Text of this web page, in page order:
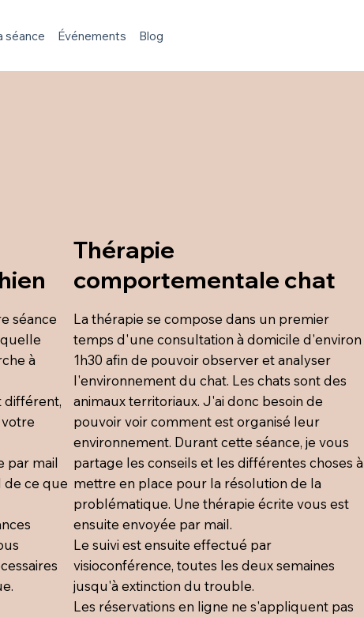
séance Événements Blog
séance
à
différent,
par mail
de ce que
Thérapie
comportementale chat
La thérapie se compose dans un premier
temps d'une consultation à domicile d'environ
1h30 afin de pouvoir observer et analyser
l'environnement du chat. Les chats sont des
animaux territoriaux. J'ai donc besoin de
pouvoir voir comment est organisé leur
environnement. Durant cette séance, je vous
partage les conseils et les différentes choses à
mettre en place pour la résolution de la
problématique. Une thérapie écrite vous est
ensuite envoyée par mail.
Le suivi est ensuite effectué par
visioconférence, toutes les deux semaines
jusqu'à extinction du trouble.
Les réservations en ligne ne s'appliquent pas